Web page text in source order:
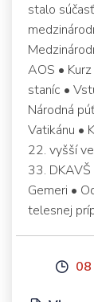
stalo
AOS •
staníc •
Národná
Vatikánu •
22. vyšší
33.
Gemeri •
telesnej